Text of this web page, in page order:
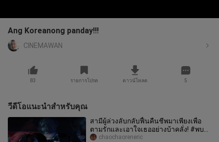
Ang Koreanong panday!!!
CINEMAWAN
83 รายการโปรด ดาวน์โหลด 5
วีดีโอแนะนำสำหรับคุณ
สามีผู้ล่วงลับกลับฟื้นคืนชีพมาเพียงเพื่อ
ตามรักและเอาใจเธออย่างบ้าคลั่ง! #พบ
รักโดยบังเอิญ
chaochaoreneric